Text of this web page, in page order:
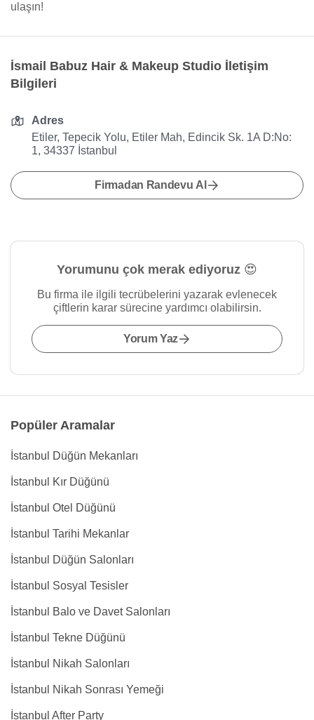
ulaşın!
İsmail Babuz Hair & Makeup Studio İletişim
Bilgileri
Adres
Etiler, Tepecik Yolu, Etiler Mah, Edincik Sk. 1A D:No:
1, 34337 İstanbul
Firmadan Randevu Al
Yorumunu çok merak ediyoruz 😍
Bu firma ile ilgili tecrübelerini yazarak evlenecek
çiftlerin karar sürecine yardımcı olabilirsin.
Yorum Yaz
Popüler Aramalar
İstanbul Düğün Mekanları
İstanbul Kır Düğünü
İstanbul Otel Düğünü
İstanbul Tarihi Mekanlar
İstanbul Düğün Salonları
İstanbul Sosyal Tesisler
İstanbul Balo ve Davet Salonları
İstanbul Tekne Düğünü
İstanbul Nikah Salonları
İstanbul Nikah Sonrası Yemeği
İstanbul After Party